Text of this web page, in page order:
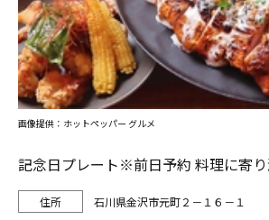
記念日プレート※前日予約 料理に寄
石川県金沢市元町２－１６－１
画像提供：ホットペッパー グルメ